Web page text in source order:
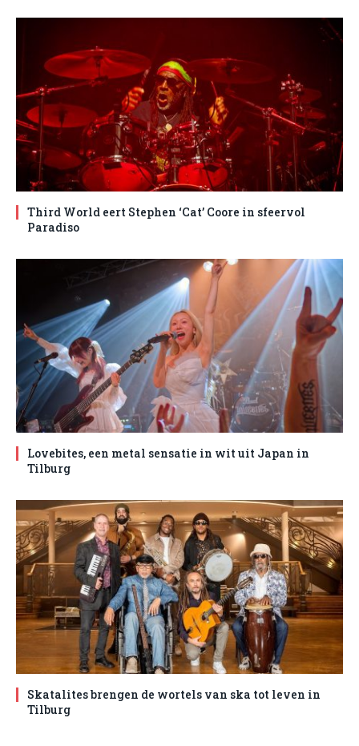
Third World eert Stephen ‘Cat’ Coore in sfeervol
Paradiso
Lovebites, een metal sensatie in wit uit Japan in
Tilburg
Skatalites brengen de wortels van ska tot leven in
Tilburg